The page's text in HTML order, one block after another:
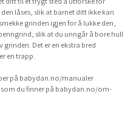
låses, slik at barnet ditt ikke kan
grinden igjen for å lukke den,
slik at du unngår å bore hull
Det er en ekstra bred
en trapp.
på babydan.no/manualer
du finner på babydan.no/om-